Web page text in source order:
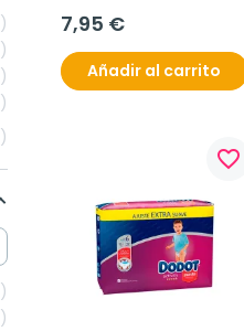
7,95 €
Añadir al carrito
favorite_border